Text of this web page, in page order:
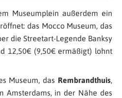
Museumplein außerdem ein
das Mocco Museum, das
die Streetart-Legende Banksy
12,50€ (9,50€ ermäßigt) lohnt
Museum, das Rembrandthuis,
Amsterdams, in der Nähe des